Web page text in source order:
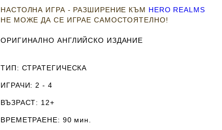
НАСТОЛНА ИГРА - РАЗШИРЕНИЕ КЪМ HERO REALMS
НЕ МОЖЕ ДА СЕ ИГРАЕ САМОСТОЯТЕЛНО!
ОРИГИНАЛНО АНГЛИЙСКО ИЗДАНИЕ
ТИП: СТРАТЕГИЧЕСКА
ИГРАЧИ: 2 - 4
ВЪЗРАСТ: 12+
ВРЕМЕТРАЕНЕ: 90 мин.